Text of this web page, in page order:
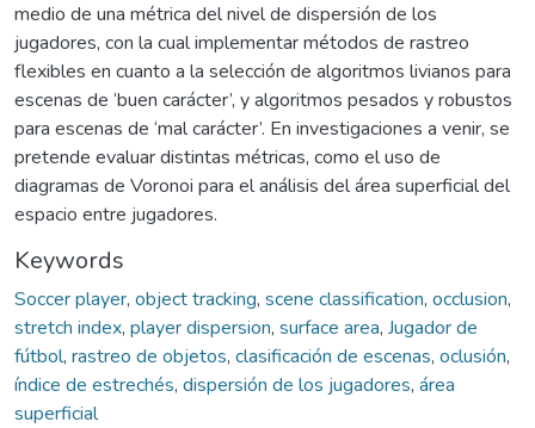
medio de una métrica del nivel de dispersión de los
jugadores, con la cual implementar métodos de rastreo
flexibles en cuanto a la selección de algoritmos livianos para
escenas de ‘buen carácter’, y algoritmos pesados y robustos
para escenas de ‘mal carácter’. En investigaciones a venir, se
pretende evaluar distintas métricas, como el uso de
diagramas de Voronoi para el análisis del área superficial del
espacio entre jugadores.
Keywords
Soccer player, object tracking, scene classification, occlusion,
stretch index, player dispersion, surface area, Jugador de
fútbol, rastreo de objetos, clasificación de escenas, oclusión,
índice de estrechés, dispersión de los jugadores, área
superficial